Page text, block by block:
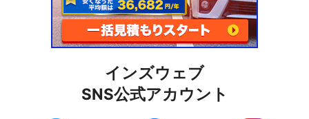
インズウェブ
SNS公式アカウント